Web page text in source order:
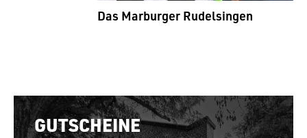
Das Marburger Rudelsingen
GUTSCHEINE